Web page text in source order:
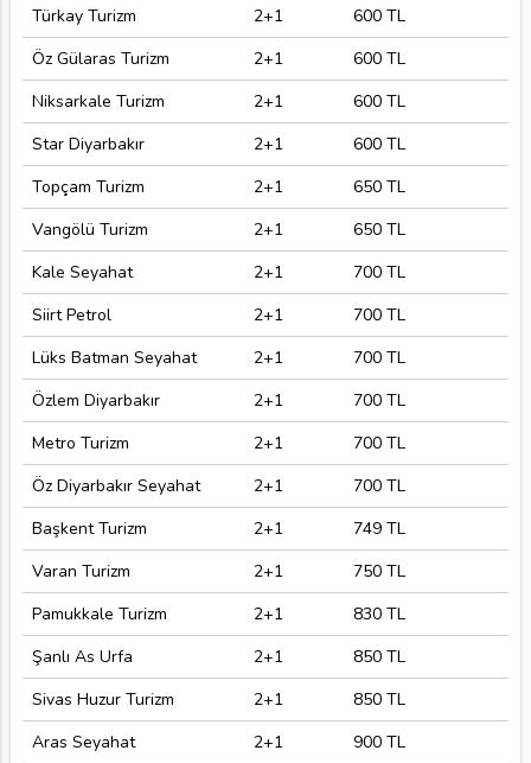
Türkay Turizm
2+1
600 TL
Öz Gülaras Turizm
2+1
600 TL
Niksarkale Turizm
2+1
600 TL
Star Diyarbakır
2+1
600 TL
Topçam Turizm
2+1
650 TL
Vangölü Turizm
2+1
650 TL
Kale Seyahat
2+1
700 TL
Siirt Petrol
2+1
700 TL
Lüks Batman Seyahat
2+1
700 TL
Özlem Diyarbakır
2+1
700 TL
Metro Turizm
2+1
700 TL
Öz Diyarbakır Seyahat
2+1
700 TL
Başkent Turizm
2+1
749 TL
Varan Turizm
2+1
750 TL
Pamukkale Turizm
2+1
830 TL
Şanlı As Urfa
2+1
850 TL
Sivas Huzur Turizm
2+1
850 TL
Aras Seyahat
2+1
900 TL